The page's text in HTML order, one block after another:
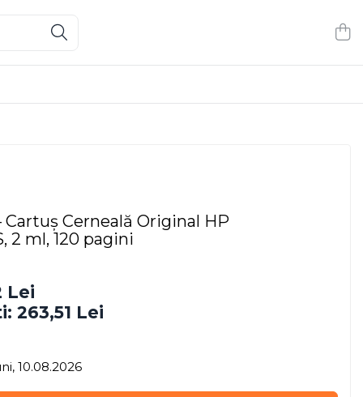
Cartuș Cerneală Original HP
2 ml, 120 pagini
Lei
263,51 Lei
10.08.2026